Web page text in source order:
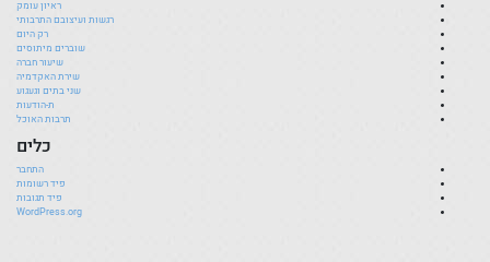
ראיון עומק
רגשות ועיצובם התרבותי
רק היום
שוברים מיתוסים
שיעור חברה
שירת האקדמיה
שני בתים וגעגוע
ת-הודעות
תרבות האוכל
כלים
התחבר
פיד רשומות
פיד תגובות
WordPress.org